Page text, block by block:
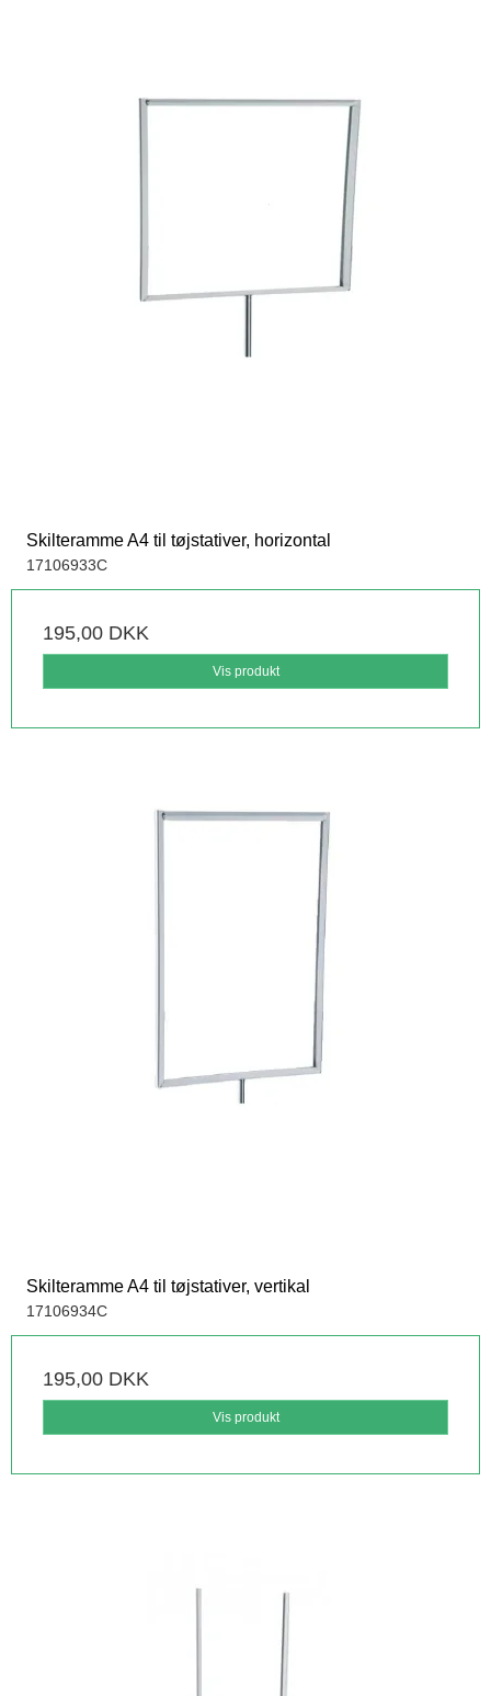
Skilteramme A4 til tøjstativer, horizontal
17106933C
195,00 DKK
Vis produkt
Skilteramme A4 til tøjstativer, vertikal
17106934C
195,00 DKK
Vis produkt